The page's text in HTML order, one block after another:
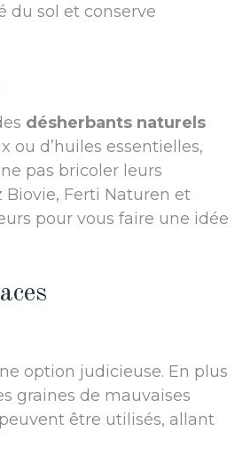
du sol et conserve
désherbants naturels
ou d’huiles essentielles,
pas bricoler leurs
Biovie, Ferti Naturen et
pour vous faire une idée
option judicieuse. En plus
graines de mauvaises
être utilisés, allant